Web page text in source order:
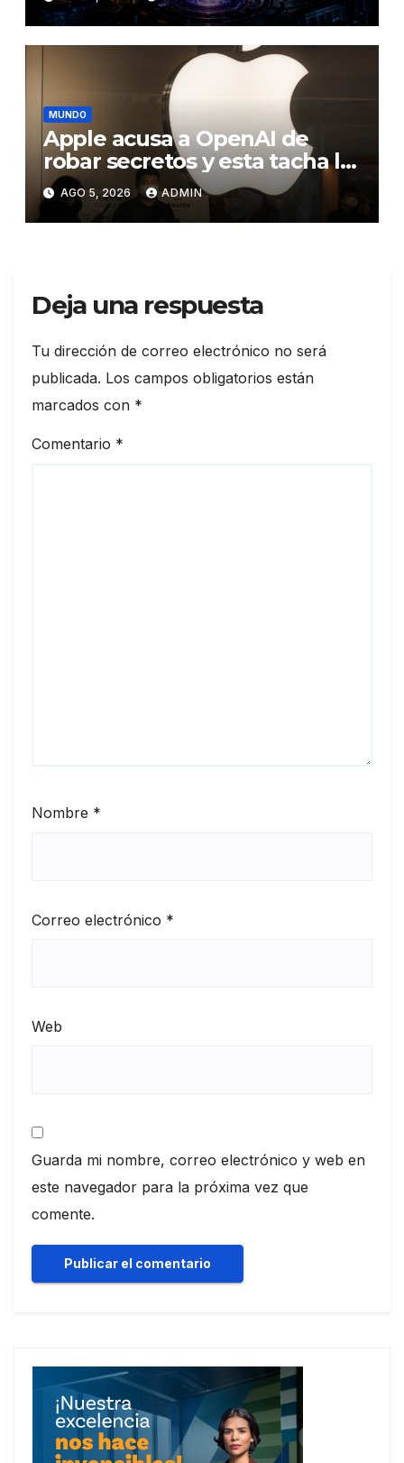
del ataque contra otra firma
MUNDO
Apple acusa a OpenAI de
robar secretos y esta tacha la
demanda de «agresiva y
personal»
AGO 5, 2026 ADMIN
Deja una respuesta
Tu dirección de correo electrónico no será
publicada. Los campos obligatorios están
marcados con *
Comentario *
Nombre *
Correo electrónico *
Web
Guarda mi nombre, correo electrónico y web en
este navegador para la próxima vez que
comente.